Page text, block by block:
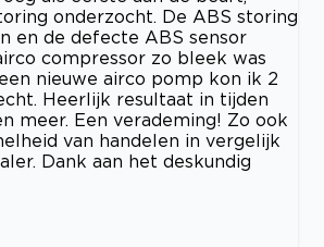
onderzocht. De ABS storing
en de defecte ABS sensor
compressor zo bleek was
nieuwe airco pomp kon ik 2
Heerlijk resultaat in tijden
meer. Een verademing! Zo ook
van handelen in vergelijk
Dank aan het deskundig